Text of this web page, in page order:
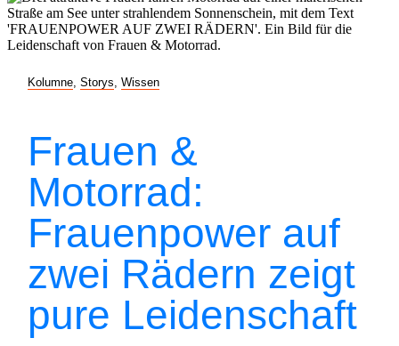
Kolumne Storys Wissen
Frauen &
Motorrad:
Frauenpower auf
zwei Rädern zeigt
pure Leidenschaft